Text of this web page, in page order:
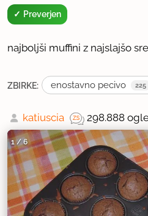
Preverjen
najboljši muffini z najslajšo
ZBIRKE: enostavno pecivo 225
katiuscia 298.888
1/6